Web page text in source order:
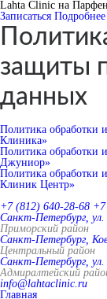
Lahta Clinic на
Записаться Подробнее
защиты
данных
Политика обработки
Клиника»
Политика обработки
Джуниор»
Политика
Клиник Центр»
+7 (812) 640-28-68
Санкт-Петербург,
Приморский район
Санкт-Петербург,
Центральный район
Санкт-Петербург,
Адмиралтейский
info@lahtaclinic.ru
Главная